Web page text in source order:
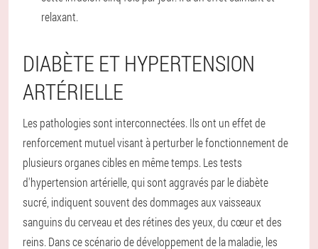
relaxant.
DIABÈTE ET HYPERTENSION
ARTÉRIELLE
Les pathologies sont interconnectées. Ils ont un effet de
renforcement mutuel visant à perturber le fonctionnement de
plusieurs organes cibles en même temps. Les tests
d'hypertension artérielle, qui sont aggravés par le diabète
sucré, indiquent souvent des dommages aux vaisseaux
sanguins du cerveau et des rétines des yeux, du cœur et des
reins. Dans ce scénario de développement de la maladie, les